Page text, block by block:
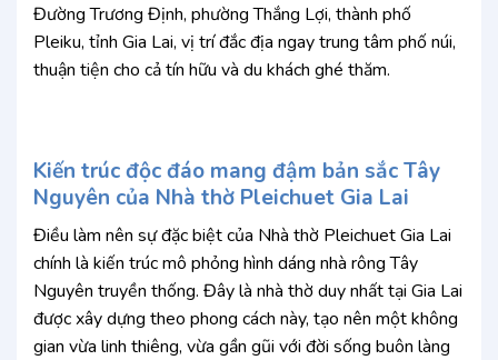
Đường Trương Định, phường Thắng Lợi, thành phố
Pleiku, tỉnh Gia Lai, vị trí đắc địa ngay trung tâm phố núi,
thuận tiện cho cả tín hữu và du khách ghé thăm.
Kiến trúc độc đáo mang đậm bản sắc Tây
Nguyên của Nhà thờ Pleichuet Gia Lai
Điều làm nên sự đặc biệt của Nhà thờ Pleichuet Gia Lai
chính là kiến trúc mô phỏng hình dáng nhà rông Tây
Nguyên truyền thống. Đây là nhà thờ duy nhất tại Gia Lai
được xây dựng theo phong cách này, tạo nên một không
gian vừa linh thiêng, vừa gần gũi với đời sống buôn làng